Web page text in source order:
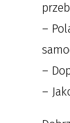
–
–
–